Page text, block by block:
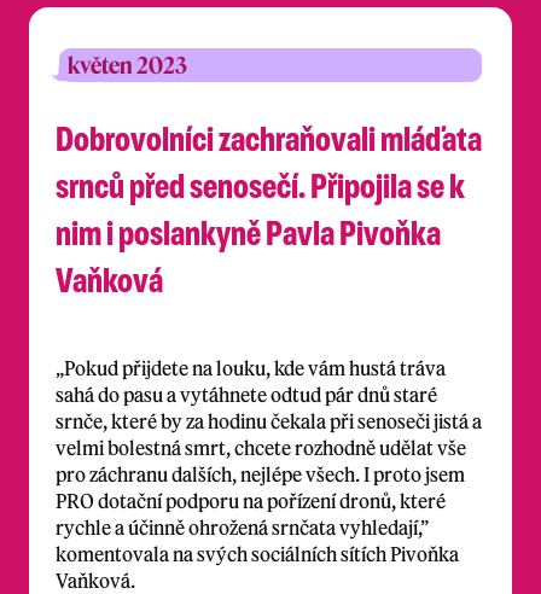
květen 2023
Dobrovolníci zachraňovali mláďata
srnců před senosečí. Připojila se k
nim i poslankyně Pavla Pivoňka
Vaňková
„Pokud přijdete na louku, kde vám hustá tráva
sahá do pasu a vytáhnete odtud pár dnů staré
srnče, které by za hodinu čekala při senoseči jistá a
velmi bolestná smrt, chcete rozhodně udělat vše
pro záchranu dalších, nejlépe všech. I proto jsem
PRO dotační podporu na pořízení dronů, které
rychle a účinně ohrožená srnčata vyhledají,”
komentovala na svých sociálních sítích Pivoňka
Vaňková.